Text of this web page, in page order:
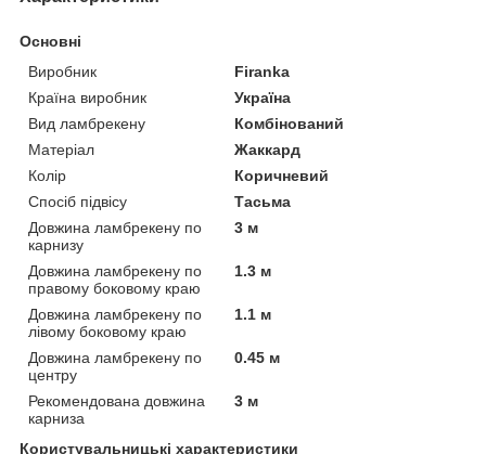
Основні
Виробник
Firanka
Країна виробник
Україна
Вид ламбрекену
Комбінований
Матеріал
Жаккард
Колір
Коричневий
Спосіб підвісу
Тасьма
Довжина ламбрекену по
карнизу
3 м
Довжина ламбрекену по
правому боковому краю
1.3 м
Довжина ламбрекену по
лівому боковому краю
1.1 м
Довжина ламбрекену по
центру
0.45 м
Рекомендована довжина
карниза
3 м
Користувальницькі характеристики